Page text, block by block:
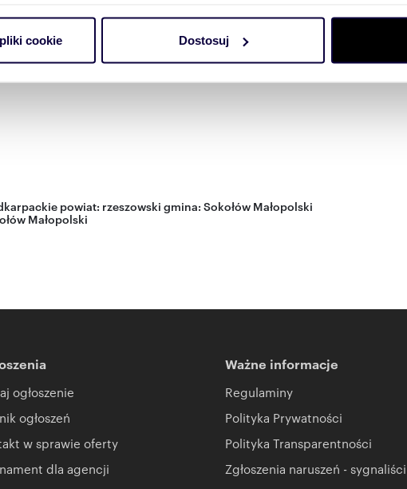
Informacje o tym, jak korzystasz z naszej witryny, udostępniamy
Partnerzy mogą połączyć te informacje z innymi danymi
z ich usług.
cookie Dostosuj
powiat: rzeszowski gmina: Sokołów Małopolski
Małopolski
ogłoszenie
ogłoszeń
w sprawie oferty
dla agencji
Ważne informacje
Regulaminy
Polityka Prywatności
Polityka Transparentności
Zgłoszenia naruszeń - sygnaliści